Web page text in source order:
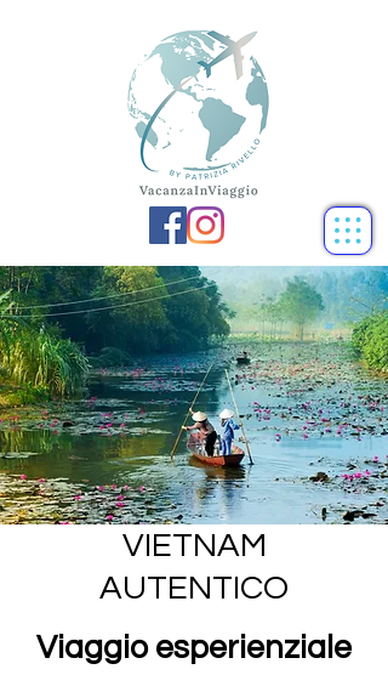
VIETNAM
AUTENTICO
Viaggio esperienziale